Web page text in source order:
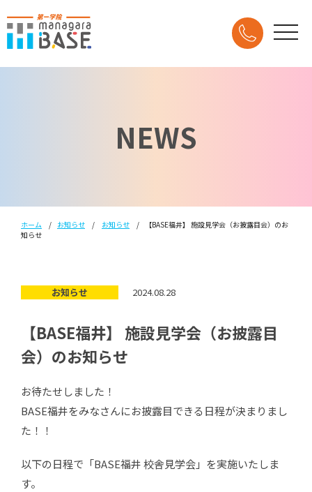
NEWS
ホーム お知らせ お知らせ
【BASE福井】 施設見学会（お披露目会）のお
知らせ
お知らせ 2024.08.28
【BASE福井】 施設見学会（お披露目
会）のお知らせ
お待たせしました！
BASE福井をみなさんにお披露目できる日程が決まりまし
た！！
以下の日程で「BASE福井 校舎見学会」を実施いたしま
す。